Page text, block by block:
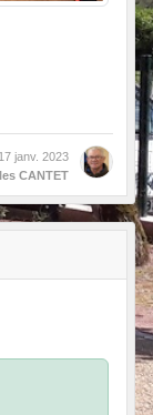
17 janv. 2023
CANTET